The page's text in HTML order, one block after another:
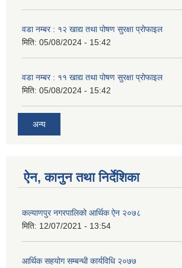
वडा नम्बर : १२ खाद्य तथा पोषण सुरक्षा प्रोफाइल
मिति: 05/08/2024 - 15:42
वडा नम्बर : ११ खाद्य तथा पोषण सुरक्षा प्रोफाइल
मिति: 05/08/2024 - 15:42
अन्य
ऐन, कानुन तथा निर्देशिका
कल्याणपुर नगरपालिको आर्थिक ऐन २०७८
मिति: 12/07/2021 - 13:54
आर्थिक सहयोग सम्बन्धी कार्यविधि २०७७